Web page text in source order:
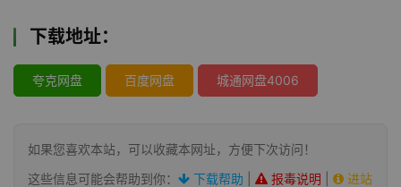
下载地址：
夸克网盘 百度网盘 城通网盘4006
如果您喜欢本站，可以收藏本网址，方便下次访问！
这些信息可能会帮助到你：
下载帮助 报毒说明
进站